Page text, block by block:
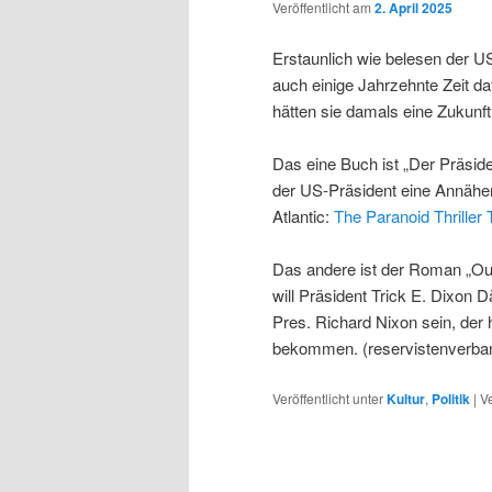
Veröffentlicht am 2. April 2025
Erstaunlich wie belesen der
auch einige Jahrzehnte Zeit
hätten sie damals eine
Das eine Buch ist „Der
der US-Präsident eine
Atlantic: The Paranoid Thriller
Das andere ist der Roman
will Präsident Trick E. Dixon
Pres. Richard Nixon sein, der
bekommen.
Veröffentlicht unterKultur, Politik |